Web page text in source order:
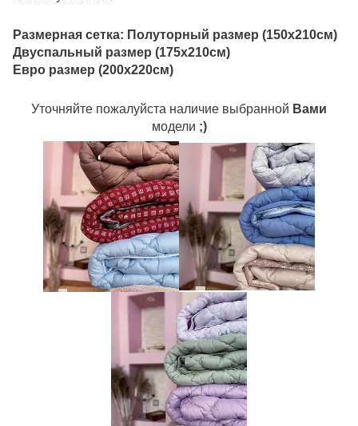
Размерная сетка: Полуторный размер (150х210см)
Двуспальный размер (175х210см)
Евро размер (200х220см)
Уточняйте пожалуйста наличие выбранной Вами
модели ;)